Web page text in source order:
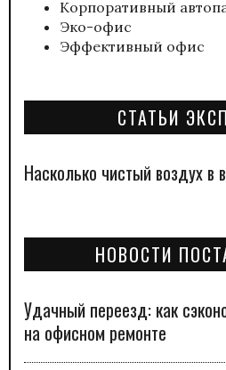
Корпоративный
Эко-офис
Эффективный офис
СТАТЬИ
Насколько чистый воздух в
НОВОСТИ
Удачный переезд: как
на офисном ремонте